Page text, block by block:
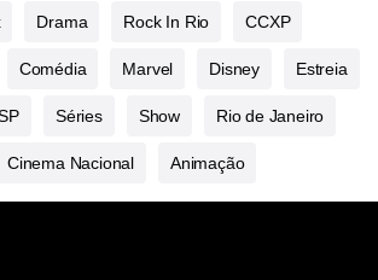
Drama Rock In Rio CCXP
Comédia Marvel Disney Estreia
Séries Show Rio de Janeiro
Cinema Nacional Animação